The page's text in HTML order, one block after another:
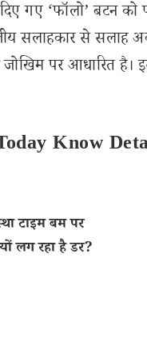
गए ‘फॉलो’ बटन
सलाहकार से सलाह
पर आधारित है।
Know
टाइम बम पर
लग रहा है डर?